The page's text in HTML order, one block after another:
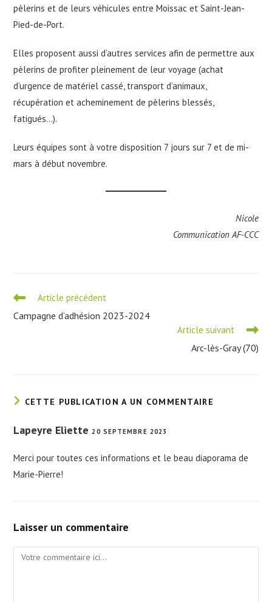
pèlerins et de leurs véhicules entre Moissac et Saint-Jean-
Pied-de-Port.
Elles proposent aussi d’autres services afin de permettre aux
pèlerins de profiter pleinement de leur voyage (achat
d’urgence de matériel cassé, transport d’animaux,
récupération et acheminement de pèlerins blessés,
fatigués…).
Leurs équipes sont à votre disposition 7 jours sur 7 et de mi-
mars à début novembre.
Nicole
Communication AF-CCC
Read
articles
Article précédent
Campagne d’adhésion 2023-2024
Article suivant
Arc-lès-Gray (70)
CETTE PUBLICATION A UN COMMENTAIRE
Lapeyre Eliette 20 SEPTEMBRE 2023
Merci pour toutes ces informations et le beau diaporama de
Marie-Pierre!
Laisser un commentaire
Comment